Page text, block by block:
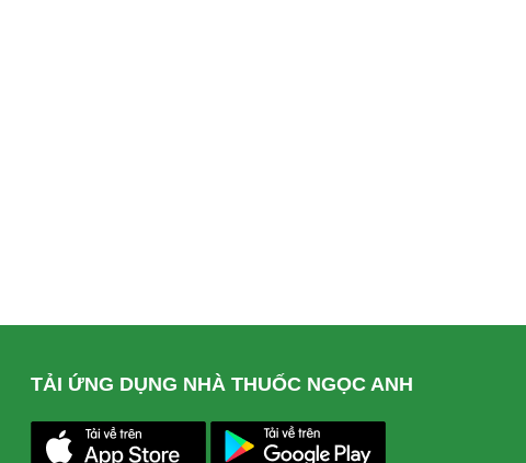
TẢI ỨNG DỤNG NHÀ THUỐC NGỌC ANH